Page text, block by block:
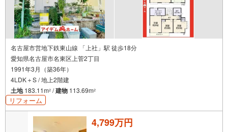
名古屋市営地下鉄東山線 「上社」駅 徒歩18分
愛知県名古屋市名東区上菅2丁目
1991年3月（築36年）
4LDK＋S / 地上2階建
土地183.11m2 /建物 113.69m2
リフォーム
4,799万円